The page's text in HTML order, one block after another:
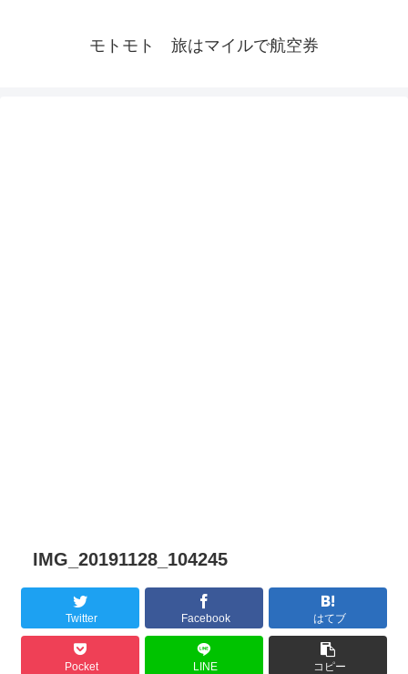
モトモト 旅はマイルで航空券
IMG_20191128_104245
Twitter Facebook はてブ
Pocket LINE コピー